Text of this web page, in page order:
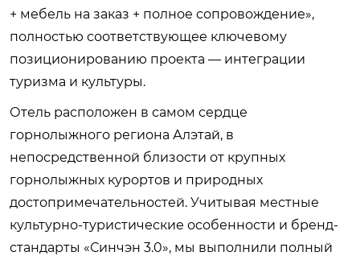
+ мебель на заказ + полное сопровождение»,
полностью соответствующее ключевому
позиционированию проекта — интеграции
туризма и культуры.
Отель расположен в самом сердце
горнолыжного региона Алэтай, в
непосредственной близости от крупных
горнолыжных курортов и природных
достопримечательностей. Учитывая местные
культурно-туристические особенности и бренд-
стандарты «Синчэн 3.0», мы выполнили полный